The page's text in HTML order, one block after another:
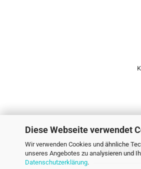
Diese Webseite verwendet
Wir verwenden Cookies und ähnliche
unseres Angebotes zu analysieren und
Datenschutzerklärung.
Vertrag